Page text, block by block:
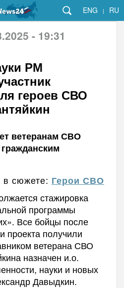
ENG | RU
- 19:31
РМ
героев СВО
ветеранам СВО
в сюжете: Герои СВО
стажировка
программы
Все бойцы после
проекта получили
ветерана СВО
назначен и.о.
науки и новых
Давыдкин.